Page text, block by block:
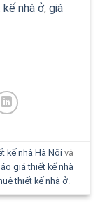
nhà ở, giá
kế nhà Hà Nội và
giá thiết kế nhà
thiết kế nhà ở